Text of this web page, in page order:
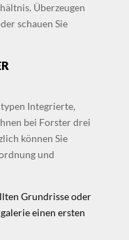
Überzeugen
schauen Sie
Integrierte,
bei Forster drei
können Sie
und
Grundrisse oder
einen ersten